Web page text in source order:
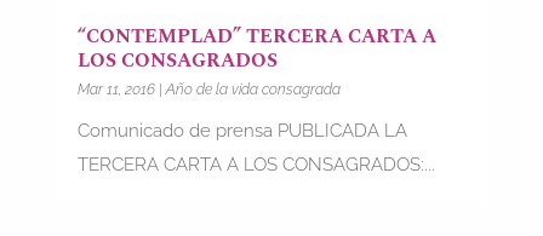
“CONTEMPLAD” TERCERA CARTA A
LOS CONSAGRADOS
Mar 11, 2016|Año de la vida consagrada
Comunicado de prensa PUBLICADA LA
TERCERA CARTA A LOS CONSAGRADOS:...